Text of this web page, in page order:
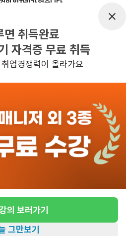
의 일자리가 없습니다
내의 일자리 확인하기
면 취득완료
자격증 무료 취득
업경쟁력이 올라가요
의 보러가기
그만보기